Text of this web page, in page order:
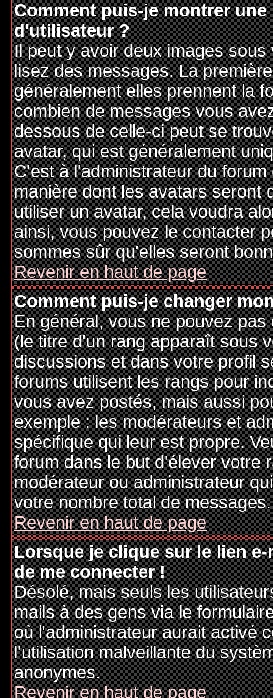
Comment puis-je montrer
d'utilisateur ?
Il peut y avoir deux images
lisez des messages. La
généralement elles prennent la
combien de messages vous
dessous de celle-ci peut se
avatar, qui est généralement
C'est à l'administrateur du
manière dont les avatars seront
utiliser un avatar, cela voudra
ainsi, vous pouvez le contacter
sommes sûr qu'elles seront
Revenir en haut de page
Comment puis-je changer
En général, vous ne pouvez
(le titre d'un rang apparaît sous
discussions et dans votre profil
forums utilisent les rangs pour
vous avez postés, mais aussi
exemple : les modérateurs et
spécifique qui leur est propre.
forum dans le but d'élever votre
modérateur ou administrateur
votre nombre total de messages.
Revenir en haut de page
Lorsque je clique sur le lien
de me connecter !
Désolé, mais seuls les
mails à des gens via le
où l'administrateur aurait activé
l'utilisation malveillante du
anonymes.
Revenir en haut de page